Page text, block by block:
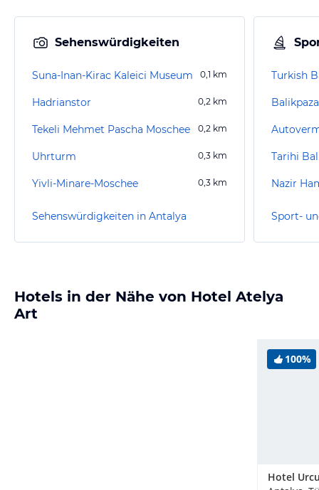
Sehenswürdigkeiten
Suna-Inan-Kirac Kaleici Museum 0,1 km
Hadrianstor 0,2 km
Tekeli Mehmet Pascha Moschee 0,2 km
Uhrturm 0,3 km
Yivli-Minare-Moschee 0,3 km
Sehenswürdigkeiten in Antalya
Turkish
Tarihi
Nazir
Sport-
Hotels in der Nähe von Hotel Atelya
Art
100%
Hotel